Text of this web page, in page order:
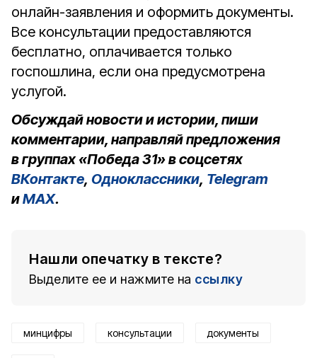
онлайн-заявления и оформить документы.
Все консультации предоставляются
бесплатно, оплачивается только
госпошлина, если она предусмотрена
услугой.
Обсуждай новости и истории, пиши
комментарии, направляй предложения
в группах «Победа 31» в соцсетях
ВКонтакте, Одноклассники, Telegram
иMAX.
Нашли опечатку в тексте?
Выделите ее и нажмите на ссылку
минцифры консультации документы